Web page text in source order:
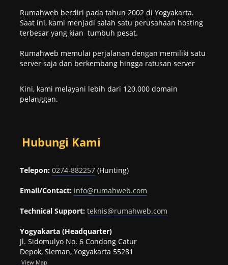
Rumahweb berdiri pada tahun 2002 di Yogyakarta.
Saat ini, kami menjadi salah satu perusahaan hosting
terbesar yang kian tumbuh pesat.
Rumahweb memulai perjalanan dengan memiliki satu
server saja dan berkembang hingga ratusan server
Kini, kami melayani lebih dari 120.000 domain
pelanggan.
Hubungi Kami
Telepon: 0274-882257 (Hunting)
Email/Contact: info@rumahweb.com
Technical Support: teknis@rumahweb.com
Yogyakarta (Headquarter)
Jl. Sidomulyo No. 6 Condong Catur
Depok, Sleman, Yogyakarta 55281
View Map